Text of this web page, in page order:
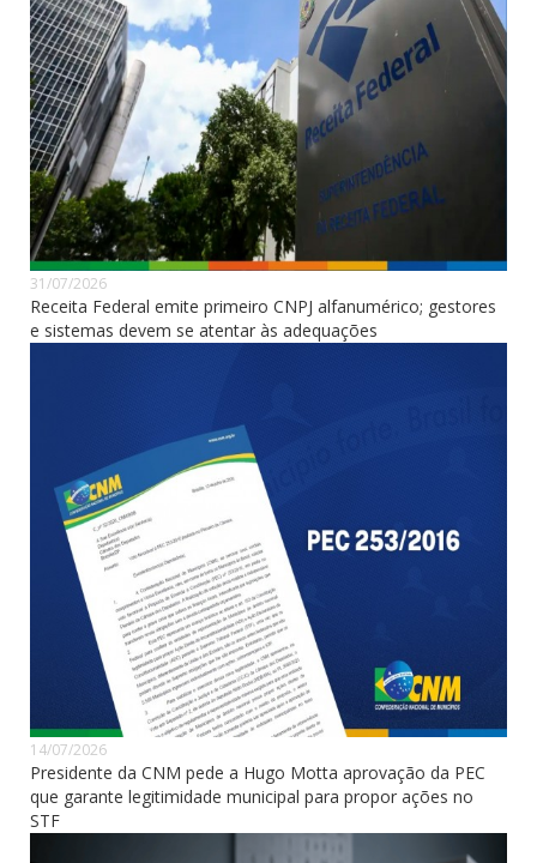
31/07/2026
Receita Federal emite primeiro CNPJ alfanumérico; gestores
e sistemas devem se atentar às adequações
14/07/2026
Presidente da CNM pede a Hugo Motta aprovação da PEC
que garante legitimidade municipal para propor ações no
STF